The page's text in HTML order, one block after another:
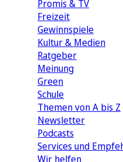
Promis & TV
Freizeit
Gewinnspiele
Kultur & Medien
Ratgeber
Meinung
Green
Schule
Themen von A bis Z
Newsletter
Podcasts
Services und
Wir helfen